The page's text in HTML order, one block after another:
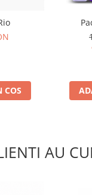
COS
AU